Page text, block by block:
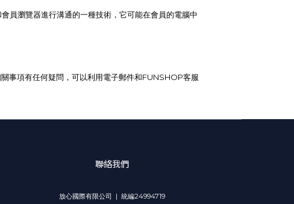
瀏覽器進行溝通的一種技術，它可能在會員的電腦中
事項有任何疑問，可以利用電子郵件和FUNSHOP客服
聯絡我們
放心國際有限公司 | 統編24994719